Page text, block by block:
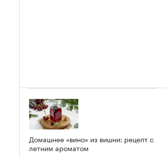
Домашнее «вино» из вишни: рецепт с
летним ароматом